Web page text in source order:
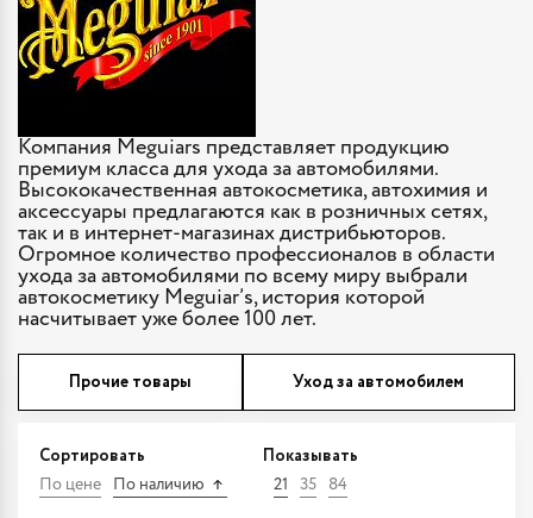
Компания Meguiars представляет продукцию
премиум класса для ухода за автомобилями.
Высококачественная автокосметика, автохимия и
аксессуары предлагаются как в розничных сетях,
так и в интернет-магазинах дистрибьюторов.
Огромное количество профессионалов в области
ухода за автомобилями по всему миру выбрали
автокосметику Meguiar’s, история которой
насчитывает уже более 100 лет.
Прочие товары Уход за автомобилем
Сортировать
По цене По наличию
Показывать
21 35 84